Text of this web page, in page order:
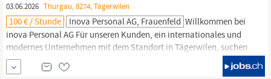
03.06.2026 Thurgau, 8274, Tägerwilen
100 € / Stunde Inova Personal AG, Frauenfeld Willkommen bei
inova Personal AG Für unseren Kunden, ein internationales und
modernes Unternehmen mit dem Standort in Tägerwilen, suchen
wir per sofort oder nach Vereinbarung mehrere Kundenberater -
Call
CenterAgent/in